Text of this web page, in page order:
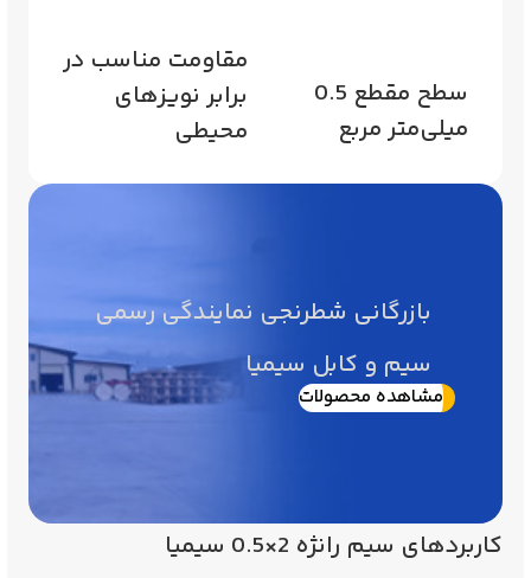
سطح مقطع 0.5
میلی‌متر مربع
مقاومت مناسب در
برابر نویزهای
محیطی
بازرگانی شطرنجی نمایندگی رسمی
سیم و کابل سیمیا
مشاهده محصولات
کاربردهای سیم رانژه 2×0.5 سیمیا